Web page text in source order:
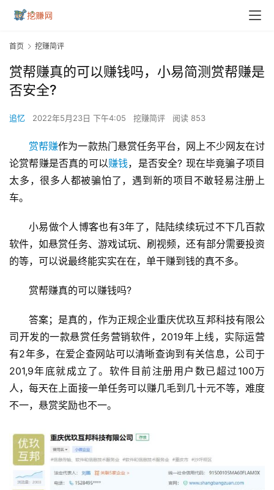
首页 挖赚简评
赏帮赚真的可以赚钱吗，小易简测赏帮赚是
否安全?
追忆 2022年5月23日 下午4:05 挖赚简评 阅读 853
赏帮赚作为一款热门悬赏任务平台，网上不少网友在讨
论赏帮赚是否真的可以赚钱，是否安全? 现在毕竟骗子项目
太多，很多人都被骗怕了，遇到新的项目不敢轻易注册上
车。
小易做个人博客也有3年了，陆陆续续玩过不下几百款
软件，如悬赏任务、游戏试玩、刷视频，还有部分需要投资
的等，可以说最终能实实在在，单干赚到钱的真不多。
赏帮赚真的可以赚钱吗?
答案；是真的，作为正规企业重庆优玖互邦科技有限公
司开发的一款悬赏任务营销软件，2019年上线，实际运营
有2年多，在爱企查网站可以清晰查询到有关信息，公司于
201,9年底就成立了。软件目前注册用户数已超过100万
人，每天在上面接一单任务可以赚几毛到几十元不等，难度
不一，悬赏奖励也不一。